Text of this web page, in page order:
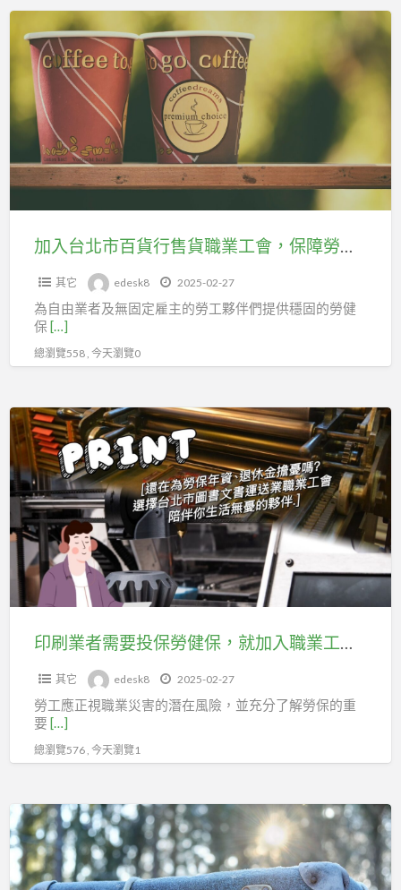
你
的
不
中
斷！
加
入
市
貨
行
售
會，
勞
動
權
益，
助
你
在
職
場
量！
加入台北市百貨行售貨職業工會，保障勞動權益，助你在職場上更有力量！
其它 edesk8 2025-02-27
為自由業者及無固定雇主的勞工夥伴們提供穩固的勞健
保[…]
總瀏覽558 , 今天瀏覽0
印
刷
業
者
需
要
投
保
勞
工
會
延
續
印刷業者需要投保勞健保，就加入職業工會延續勞保年資，由我們助您未來無憂！
其它 edesk8 2025-02-27
勞工應正視職業災害的潛在風險，並充分了解勞保的重
要 […]
總瀏覽576 , 今天瀏覽1
行
李
箱